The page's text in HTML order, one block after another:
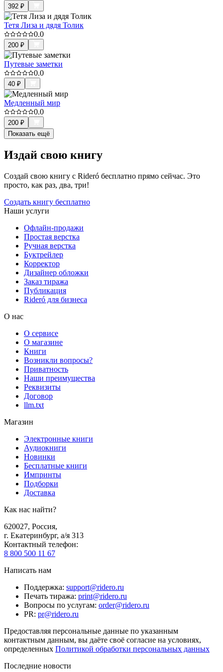
392 ₽
Тетя Лиза и дядя Толик
0.0
200 ₽
Путевые заметки
0.0
40 ₽
Медленный мир
0.0
200 ₽
Показать ещё
Издай свою книгу
Создай свою книгу с Rideró бесплатно прямо сейчас. Это
просто, как раз, два, три!
Создать книгу бесплатно
Наши услуги
Офлайн-продажи
Простая верстка
Ручная верстка
Буктрейлер
Корректор
Дизайнер обложки
Заказ тиража
Публикация
Rideró для бизнеса
О нас
О сервисе
О магазине
Книги
Возникли вопросы?
Приватность
Наши преимущества
Реквизиты
Договор
llm.txt
Магазин
Электронные книги
Аудиокниги
Новинки
Бесплатные книги
Импринты
Подборки
Доставка
Как нас найти?
620027, Россия,
г. Екатеринбург, а/я 313
Контактный телефон:
8 800 500 11 67
Написать нам
Поддержка: support@ridero.ru
Печать тиража: print@ridero.ru
Вопросы по услугам: order@ridero.ru
PR: pr@ridero.ru
Предоставляя персональные данные по указанным
контактным данным, вы даёте своё согласие на условиях,
определенных Политикой обработки персональных данных
Последние новости